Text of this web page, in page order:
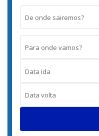
De onde sairemos?
Para onde vamos?
Data ida
Data volta